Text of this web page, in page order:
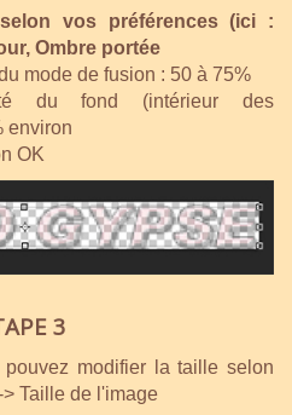
vos préférences (ici :
Ombre portée
mode de fusion : 50 à 75%
du fond (intérieur des
environ
OK
3
modifier la taille selon
Taille de l'image